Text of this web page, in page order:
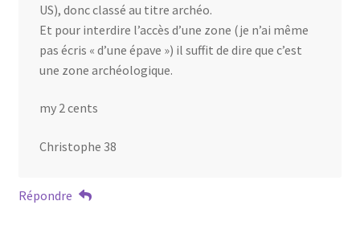
US), donc classé au titre archéo.
Et pour interdire l’accès d’une zone (je n’ai même
pas écris « d’une épave ») il suffit de dire que c’est
une zone archéologique.
my 2 cents
Christophe 38
Répondre